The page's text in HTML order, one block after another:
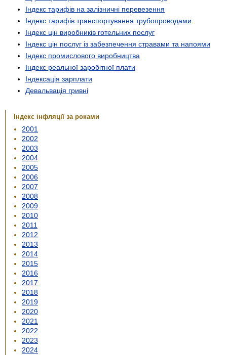
Індекс тарифів на залізничні перевезення
Індекс тарифів транспортування трубопроводами
Індекс цін виробників готельних послуг
Індекс цін послуг із забезпечення стравами та напоями
Індекс промислового виробництва
Індекс реальної заробітної плати
Індексація зарплати
Девальвація гривні
Індекс інфляції за роками
2001
2002
2003
2004
2005
2006
2007
2008
2009
2010
2011
2012
2013
2014
2015
2016
2017
2018
2019
2020
2021
2022
2023
2024